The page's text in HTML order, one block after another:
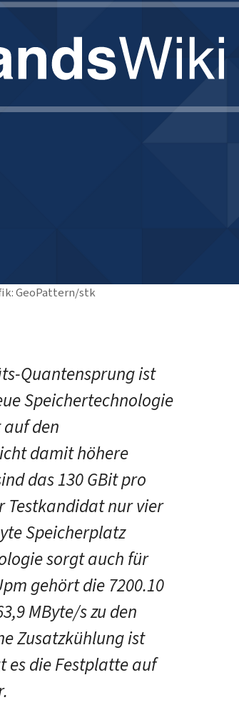
GeoPattern/stk
Quantensprung ist
Speichertechnologie
den
damit höhere
das 130 GBit pro
nur vier
Speicherplatz
sorgt auch für
gehört die 7200.10
MByte/s zu den
Zusatzkühlung ist
es die Festplatte auf